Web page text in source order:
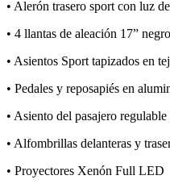
• Alerón trasero sport con luz
• 4 llantas de aleación 17”
• Asientos Sport tapizados en
• Pedales y reposapiés en
• Asiento del pasajero regulable
• Alfombrillas delanteras y
• Proyectores Xenón Full LED